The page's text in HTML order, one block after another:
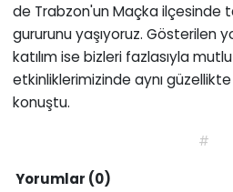
de Trabzon'un Maçka ilçesinde
gururunu yaşıyoruz. Gösterilen
katılım ise bizleri fazlasıyla
etkinliklerimizinde aynı
konuştu.
#
Yorumlar (0)